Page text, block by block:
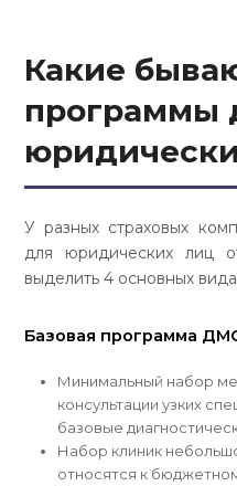
Какие
программы
У разных страховых
для юридических лиц
выделить 4 основных
Базовая программа
Минимальный набор
консультации узких
базовые
Набор клиник
относятся к